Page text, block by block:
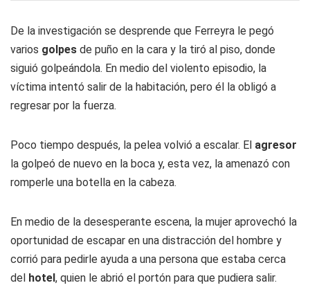
De la investigación se desprende que Ferreyra le pegó
varios golpes de puño en la cara y la tiró al piso, donde
siguió golpeándola. En medio del violento episodio, la
víctima intentó salir de la habitación, pero él la obligó a
regresar por la fuerza.
Poco tiempo después, la pelea volvió a escalar. El agresor
la golpeó de nuevo en la boca y, esta vez, la amenazó con
romperle una botella en la cabeza.
En medio de la desesperante escena, la mujer aprovechó la
oportunidad de escapar en una distracción del hombre y
corrió para pedirle ayuda a una persona que estaba cerca
del
hotel , quien le abrió el portón para que pudiera salir.